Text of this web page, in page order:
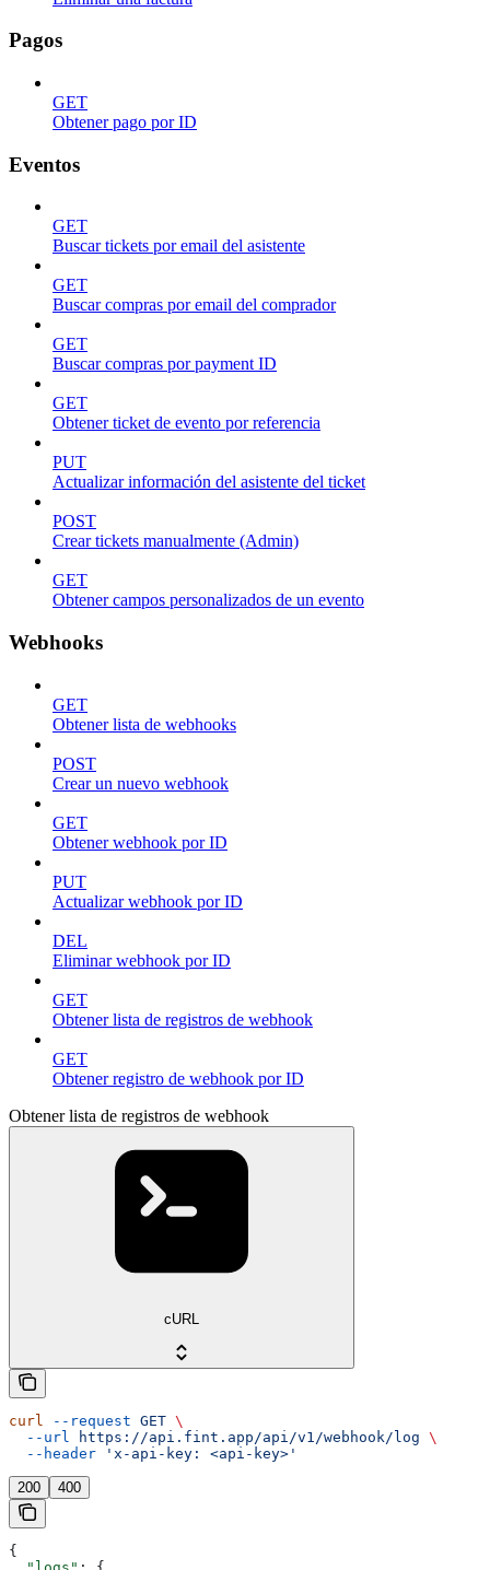
Pagos
GET
Obtener pago por ID
Eventos
GET
Buscar tickets por email del asistente
GET
Buscar compras por email del comprador
GET
Buscar compras por payment ID
GET
Obtener ticket de evento por referencia
PUT
Actualizar información del asistente del ticket
POST
Crear tickets manualmente (Admin)
GET
Obtener campos personalizados de un evento
Webhooks
GET
Obtener lista de webhooks
POST
Crear un nuevo webhook
GET
Obtener webhook por ID
PUT
Actualizar webhook por ID
DEL
Eliminar webhook por ID
GET
Obtener lista de registros de webhook
GET
Obtener registro de webhook por ID
Obtener lista de registros de webhook
cURL
curl --request GET \
  --url
https://api.fint.app/api/v1/webhook/log \
  --header
'x-api-key: <api-key>'
200 400
{